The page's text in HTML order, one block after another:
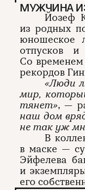
МУЖЧИНА
Йозеф
из родных
юношеское
отпусков и
Со
рекордов
«Люди
мир,
тянет», —
наш дом
не так уж
В
в маске —
Эйфелева
и
его